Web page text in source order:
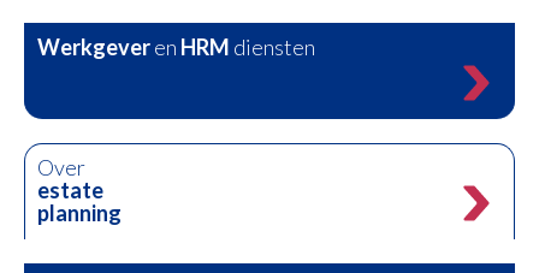
Werkgeveren HRM diensten
Over
estate
planning